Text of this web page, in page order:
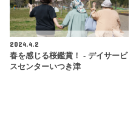
2024.4.2
春を感じる桜鑑賞！ - デイサービ
スセンターいつき津